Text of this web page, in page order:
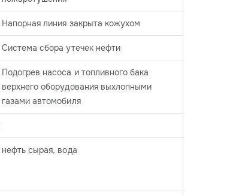
Напорная линия закрыта кожухом
Система сбора утечек нефти
Подогрев насоса и топливного бака
верхнего оборудования выхлопными
газами автомобиля
нефть сырая, вода